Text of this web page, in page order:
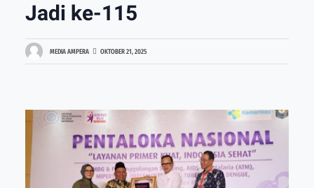
Jadi ke-115
MEDIA AMPERA OKTOBER 21, 2025